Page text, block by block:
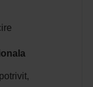
potrivit,